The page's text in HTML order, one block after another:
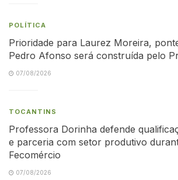
POLÍTICA
Prioridade para Laurez Moreira,
Pedro Afonso será construída pelo
07/08/2026
TOCANTINS
Professora Dorinha defende
e parceria com setor produtivo
Fecomércio
07/08/2026